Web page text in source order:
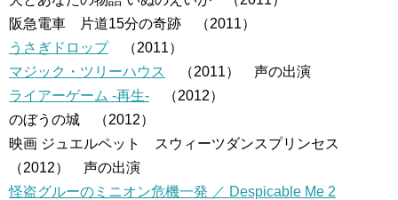
阪急電車 片道15分の奇跡 （2011）
うさぎドロップ（2011）
マジック・ツリーハウス
（2011） 声の出演
ライアーゲーム -再生- （2012）
のぼうの城 （2012）
映画 ジュエルペット スウィーツダンスプリンセス
（2012） 声の出演
怪盗グルーのミニオン危機一発 ／ Despicable Me 2